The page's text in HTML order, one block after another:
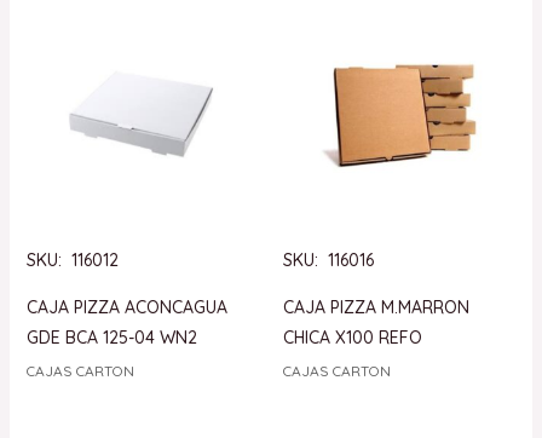
SKU: 116012
CAJA PIZZA ACONCAGUA
GDE BCA 125-04 WN2
CAJAS CARTON
SKU: 116016
CAJA PIZZA M.MARRON
CHICA X100 REFO
CAJAS CARTON